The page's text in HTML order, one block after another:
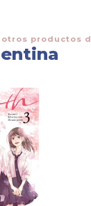
productos